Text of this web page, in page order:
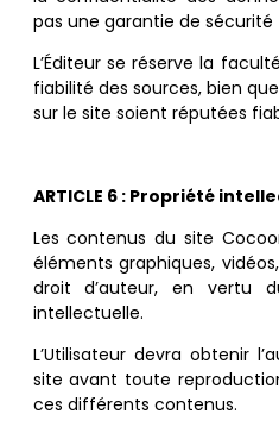
pas une garantie de sécurité
L’Éditeur se réserve la
fiabilité des sources, bien
sur le site soient réputées
ARTICLE 6 : Propriété
Les contenus du site
éléments graphiques,
droit d’auteur, en vertu
intellectuelle.
L’Utilisateur devra obtenir
site avant toute
ces différents contenus.